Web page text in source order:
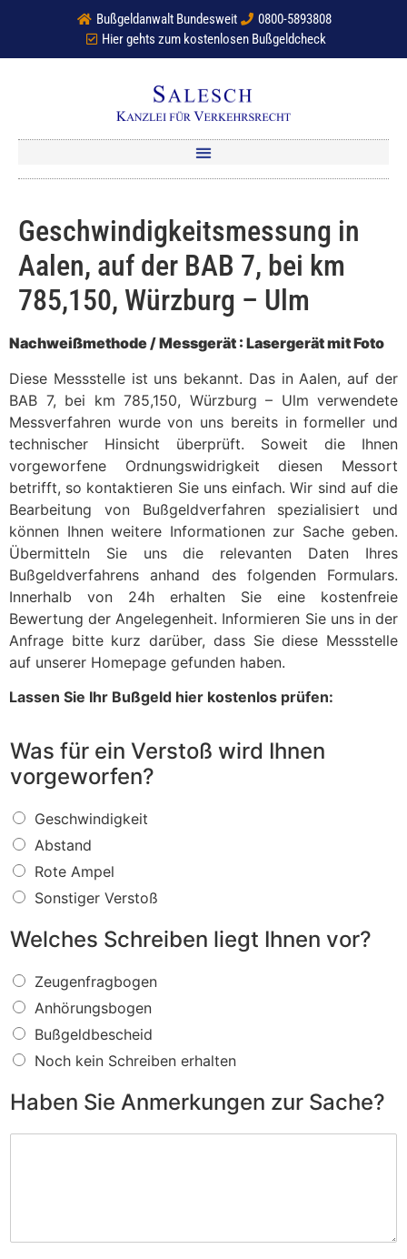
Bußgeldanwalt Bundesweit
0800-5893808
Hier gehts zum kostenlosen Bußgeldcheck
Geschwindigkeitsmessung in
Aalen, auf der BAB 7, bei km
785,150, Würzburg – Ulm
Nachweißmethode / Messgerät : Lasergerät mit Foto
Diese Messstelle ist uns bekannt. Das in Aalen, auf der
BAB 7, bei km 785,150, Würzburg – Ulm verwendete
Messverfahren wurde von uns bereits in formeller und
technischer Hinsicht überprüft. Soweit die Ihnen
vorgeworfene Ordnungswidrigkeit diesen Messort
betrifft, so kontaktieren Sie uns einfach. Wir sind auf die
Bearbeitung von Bußgeldverfahren spezialisiert und
können Ihnen weitere Informationen zur Sache geben.
Übermitteln Sie uns die relevanten Daten Ihres
Bußgeldverfahrens anhand des folgenden Formulars.
Innerhalb von 24h erhalten Sie eine kostenfreie
Bewertung der Angelegenheit. Informieren Sie uns in der
Anfrage bitte kurz darüber, dass Sie diese Messstelle
auf unserer Homepage gefunden haben.
Lassen Sie Ihr Bußgeld hier kostenlos prüfen:
Was für ein Verstoß wird Ihnen
vorgeworfen?
W
a
s
f
ü
r
i
V
e
r
s
t
o
ß
w
Geschwindigkeit
Abstand
Rote Ampel
Sonstiger Verstoß
Welches Schreiben liegt Ihnen vor?
W
e
c
h
e
S
Zeugenfragbogen
Anhörungsbogen
Bußgeldbescheid
Noch kein Schreiben erhalten
Haben Sie Anmerkungen zur Sache?